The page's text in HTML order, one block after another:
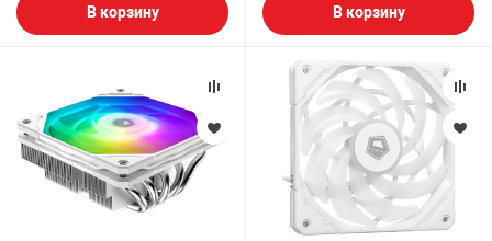
В корзину В корзину